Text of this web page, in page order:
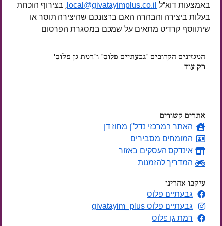
באמצעות דוא"ל local@givatayimplus.co.il , בצירוף הוכחת
בעלות ביצירה והבהרה האם ברצונכם שהיצירה תוסר או
שיתווסף קרדיט מתאים על שמכם במסגרת הפרסום
המגזינים הקרובים 'גבעתיים פלוס' ו'רמת גן פלוס'
רק עוד
אתרים קשורים
האתר המרכזי נדל"ן מחוז דן
המומחים מסבירים
אינדקס העסקים באזור
המדריך להזמנות
עיקבו אחרינו
גבעתיים פלוס
גבעתיים פלוס givatayim_plus
רמת גן פלוס